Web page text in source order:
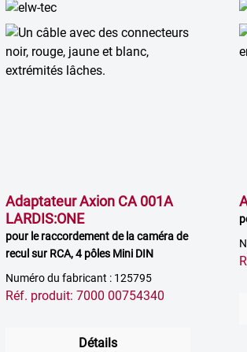
Adaptateur Axion CA 001A
LARDIS:ONE
pour le raccordement de la caméra de
recul sur RCA, 4 pôles Mini DIN
Numéro du fabricant : 125795
Réf. produit: 7000 00754340
Détails